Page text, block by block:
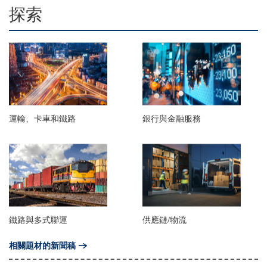
探索
運輸、卡車和鐵路 銀行與金融服務
鐵路與多式聯運 供應鏈/物流
相關題材的新聞稿